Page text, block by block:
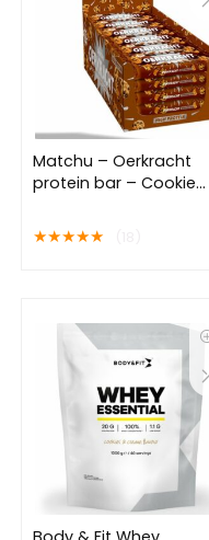
Matchu – Oerkracht
protein bar – Cookie
proteine repen (1440
gram) – 60g per stuk –
★★★★★